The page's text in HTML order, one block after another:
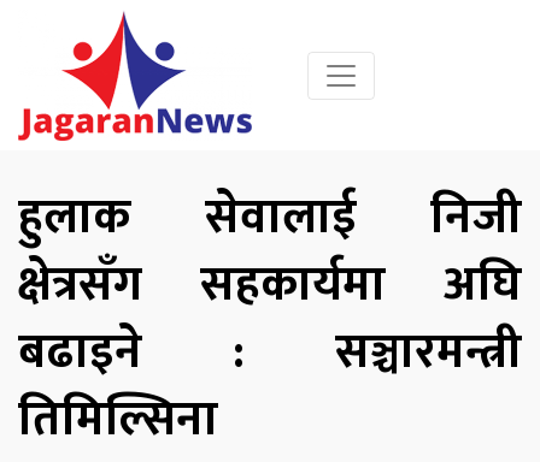
हुलाक सेवालाई निजी
क्षेत्रसँग सहकार्यमा अघि
बढाइने : सञ्चारमन्त्री
तिमिल्सिना